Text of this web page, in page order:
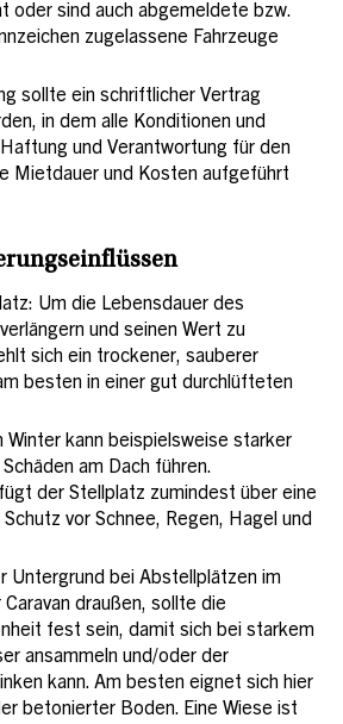
oder sind auch abgemeldete bzw.
zugelassene Fahrzeuge
sollte ein schriftlicher Vertrag
in dem alle Konditionen und
und Verantwortung für den
Mietdauer und Kosten aufgeführt
Um die Lebensdauer des
und seinen Wert zu
sich ein trockener, sauberer
besten in einer gut durchlüfteten
Winter kann beispielsweise starker
am Dach führen.
der Stellplatz zumindest über eine
vor Schnee, Regen, Hagel und
Untergrund bei Abstellplätzen im
draußen, sollte die
fest sein, damit sich bei starkem
ansammeln und/oder der
kann. Am besten eignet sich hier
betonierter Boden. Eine Wiese ist